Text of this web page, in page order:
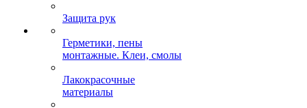
Защита рук
Герметики, пены
монтажные. Клеи, смолы
Лакокрасочные
материалы